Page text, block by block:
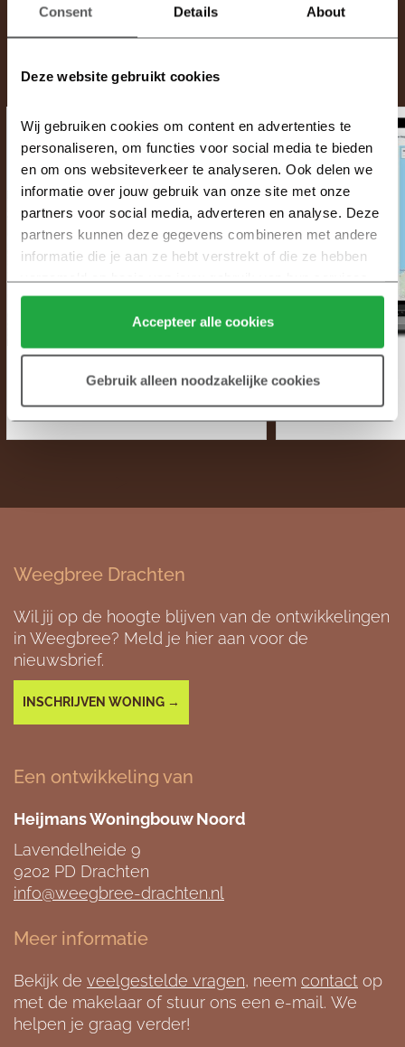
Consent Details About
Deze website gebruikt cookies
Wij gebruiken cookies om content en advertenties te
personaliseren, om functies voor social media te bieden
en om ons websiteverkeer te analyseren. Ook delen we
informatie over jouw gebruik van onze site met onze
partners voor social media, adverteren en analyse. Deze
partners kunnen deze gegevens combineren met andere
informatie die je aan ze hebt verstrekt of die ze hebben
verzameld op basis van jouw gebruik van hun services.
Klik hier voor meer informatie over ons cookiebeleid.
Accepteer alle cookies
Gebruik alleen noodzakelijke cookies
LAATSTE 3 WONINGEN TE
GOED
Weegbree Drachten
Wil jij op de hoogte blijven van de ontwikkelingen
in Weegbree? Meld je hier aan voor de
nieuwsbrief.
INSCHRIJVEN WONING →
Een ontwikkeling van
Heijmans Woningbouw Noord
Lavendelheide 9
9202 PD Drachten
info@weegbree-drachten.nl
Meer informatie
Bekijk de veelgestelde vragen, neem contact op
met de makelaar of stuur ons een e-mail. We
helpen je graag verder!